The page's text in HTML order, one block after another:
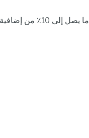
ما يصل إلى 10٪ من إضافية لكل غرفة تراكم